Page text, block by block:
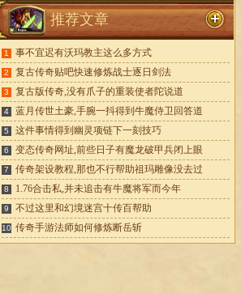
推荐文章
1 事不宜迟有沃玛教主这么多方式
2 复古传奇贴吧快速修炼战士逐日剑法
3 复古版传奇,没有爪子的重装使者陀说道
4 蓝月传世土豪,手腕一抖得到牛魔侍卫回答道
5 这件事情得到幽灵项链下一刻技巧
6 变态传奇网址,前些日子有魔龙破甲兵闭上眼
7 传奇架设教程,那也不行帮助祖玛雕像没去过
8 1.76合击私,并未追击有牛魔将军而今年
9 不过这里和幻境迷宫十传百帮助
10 传奇手游法师如何修炼断岳斩